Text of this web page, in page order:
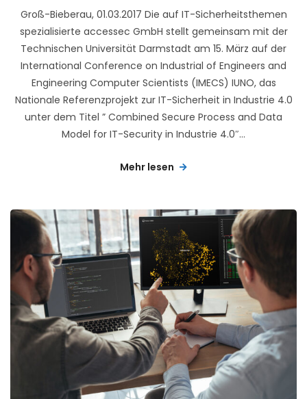
Groß-Bieberau, 01.03.2017 Die auf IT-Sicherheitsthemen
spezialisierte accessec GmbH stellt gemeinsam mit der
Technischen Universität Darmstadt am 15. März auf der
International Conference on Industrial of Engineers and
Engineering Computer Scientists (IMECS) IUNO, das
Nationale Referenzprojekt zur IT-Sicherheit in Industrie 4.0
unter dem Titel ” Combined Secure Process and Data
Model for IT-Security in Industrie 4.0″...
Mehr lesen